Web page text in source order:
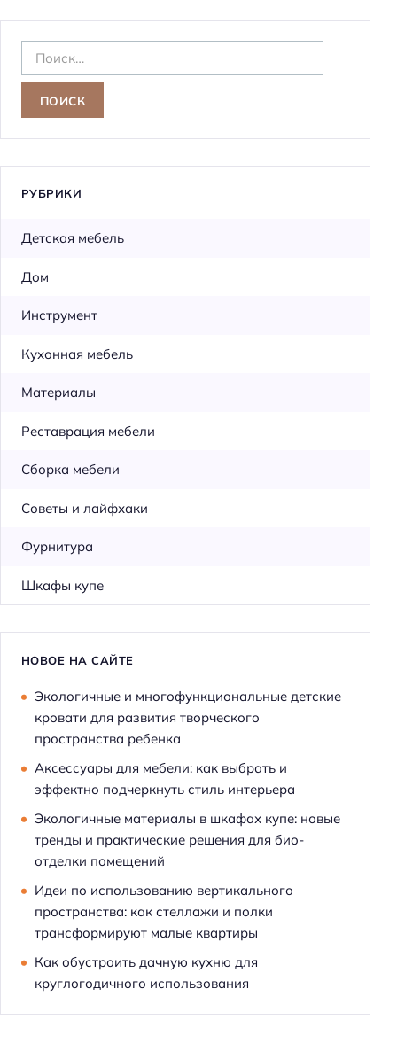
а
и
РУБРИКИ
Детская мебель
Дом
Инструмент
Кухонная мебель
Материалы
Реставрация мебели
Сборка мебели
Советы и лайфхаки
Фурнитура
Шкафы купе
НОВОЕ НА САЙТЕ
Экологичные и многофункциональные детские
кровати для развития творческого
пространства ребенка
Аксессуары для мебели: как выбрать и
эффектно подчеркнуть стиль интерьера
Экологичные материалы в шкафах купе: новые
тренды и практические решения для био-
отделки помещений
Идеи по использованию вертикального
пространства: как стеллажи и полки
трансформируют малые квартиры
Как обустроить дачную кухню для
круглогодичного использования